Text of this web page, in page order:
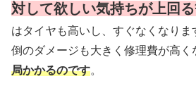
対して欲しい気持ちが上回
はタイヤも高いし、すぐなくなり
倒のダメージも大きく修理費が高く
局かかるのです。